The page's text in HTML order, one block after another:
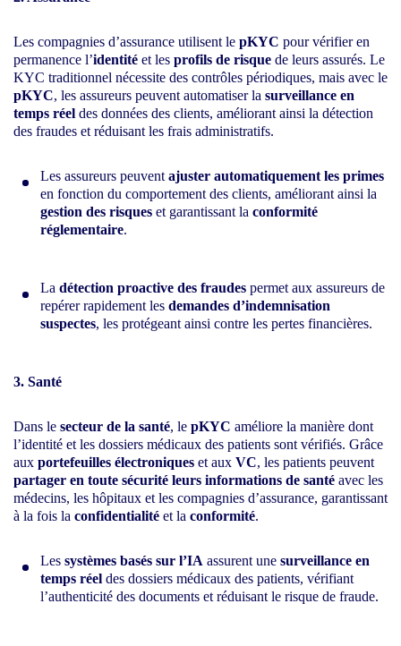
Les compagnies d’assurance utilisent le pKYC pour vérifier en
permanence l’identité et les profils de risque de leurs assurés. Le
KYC traditionnel nécessite des contrôles périodiques, mais avec le
pKYC, les assureurs peuvent automatiser la surveillance en
temps réel des données des clients, améliorant ainsi la détection
des fraudes et réduisant les frais administratifs.
Les assureurs peuvent ajuster automatiquement les primes
en fonction du comportement des clients, améliorant ainsi la
gestion des risques et garantissant la conformité
réglementaire.
La détection proactive des fraudes permet aux assureurs de
repérer rapidement les demandes d’indemnisation
suspectes, les protégeant ainsi contre les pertes financières.
3. Santé
Dans le secteur de la santé, le pKYC améliore la manière dont
l’identité et les dossiers médicaux des patients sont vérifiés. Grâce
aux portefeuilles électroniques et aux VC, les patients peuvent
partager en toute sécurité leurs informations de santé avec les
médecins, les hôpitaux et les compagnies d’assurance, garantissant
à la fois la confidentialité et la conformité.
Les systèmes basés sur l’IA assurent une surveillance en
temps réel des dossiers médicaux des patients, vérifiant
l’authenticité des documents et réduisant le risque de fraude.